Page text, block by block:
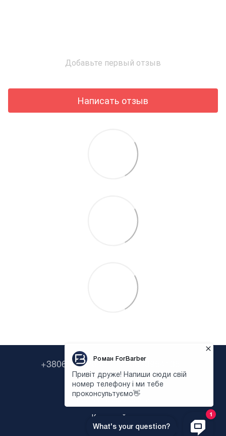
Добавьте первый отзыв
Написать отзыв
+380638322646 +380673954135
Контактная информация
Полная версия сайта
Карта сайта